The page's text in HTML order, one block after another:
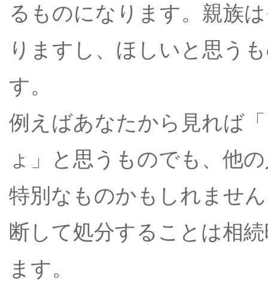
るものになります。親族
りますし、ほしいと思う
す。
例えばあなたから見れば
ょ」と思うものでも、他
特別なものかもしれませ
断して処分することは相
ます。